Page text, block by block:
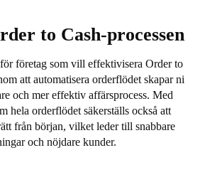
to Cash-processen
företag som vill effektivisera Order to
att automatisera orderflödet skapar ni
och mer effektiv affärsprocess. Med
hela orderflödet säkerställs också att
från början, vilket leder till snabbare
och nöjdare kunder.